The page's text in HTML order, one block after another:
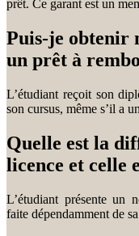
prêt. Ce garant est un
Puis-je obtenir
un prêt à
L’étudiant reçoit son
son cursus, même s’il a
Quelle est la
licence et celle
L’étudiant présente un
faite dépendamment de